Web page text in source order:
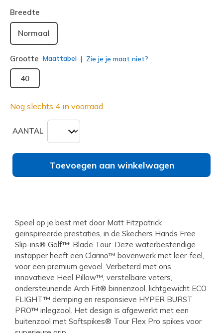
Breedte
Normaal
Grootte Maattabel Zie je je maat niet?
40
Nog slechts 4 in voorraad.
AANTAL
Toevoegen aan winkelwagen
Speel op je best met door Matt Fitzpatrick
geïnspireerde prestaties, in de Skechers Hands Free
Slip-ins® Golf™: Blade Tour. Deze waterbestendige
instapper heeft een Clarino™ bovenwerk met leer-feel,
voor een premium gevoel. Verbeterd met ons
innovatieve Heel Pillow™, verstelbare veters,
ondersteunende Arch Fit® binnenzool, lichtgewicht ECO
FLIGHT™ demping en responsieve HYPER BURST
PRO™ inlegzool. Het design is afgewerkt met een
buitenzool met Softspikes® Tour Flex Pro spikes voor